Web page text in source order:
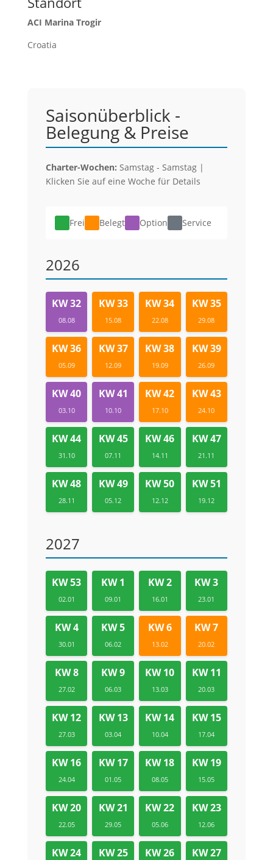
ACI Marina Trogir
Croatia
Saisonüberblick -
Belegung & Preise
Charter-Wochen: Samstag - Samstag |
Klicken Sie auf eine Woche für Details
Frei Belegt Option Service
2026
KW 32
08.08
KW 33
15.08
KW 34
22.08
KW 35
29.08
KW 36
05.09
KW 37
12.09
KW 38
19.09
KW 39
26.09
KW 40
03.10
KW 41
10.10
KW 42
17.10
KW 43
24.10
KW 44
31.10
KW 45
07.11
KW 46
14.11
KW 47
21.11
KW 48
28.11
KW 49
05.12
KW 50
12.12
KW 51
19.12
2027
KW 53
02.01
KW 1
09.01
KW 2
16.01
KW 3
23.01
KW 4
30.01
KW 5
06.02
KW 6
13.02
KW 7
20.02
KW 8
27.02
KW 9
06.03
KW 10
13.03
KW 11
20.03
KW 12
27.03
KW 13
03.04
KW 14
10.04
KW 15
17.04
KW 16
24.04
KW 17
01.05
KW 18
08.05
KW 19
15.05
KW 20
22.05
KW 21
29.05
KW 22
05.06
KW 23
12.06
KW 24 KW 25 KW 26 KW 27